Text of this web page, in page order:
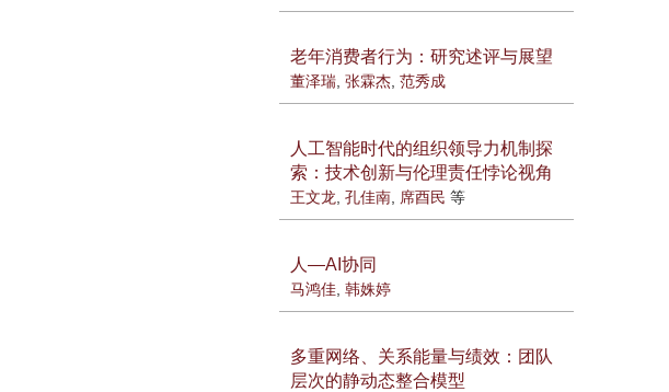
老年消费者行为：研究述评与展望
董泽瑞, 张霖杰, 范秀成
人工智能时代的组织领导力机制探
索：技术创新与伦理责任悖论视角
王文龙 孔佳南, 席酉民 等
人—AI协同
马鸿佳, 韩姝婷
多重网络、关系能量与绩效：团队
层次的静动态整合模型